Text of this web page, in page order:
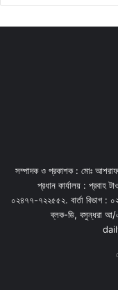
সম্পাদক ও প্রকাশক : মোঃ
প্রধান কার্যালয় : প্রবাহ
০২৪৭৭-৭২২৫৫২. বার্তা বিভাগ
ব্লক-ডি, বসুন্ধরা